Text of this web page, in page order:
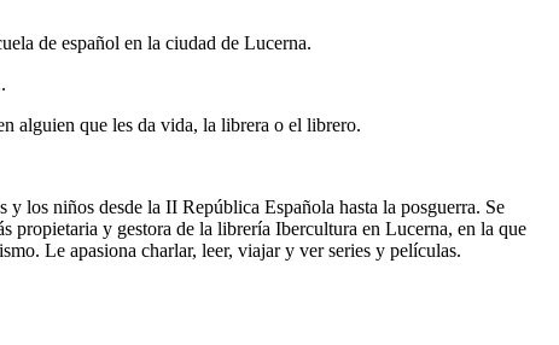
de español en la ciudad de Lucerna.
alguien que les da vida, la librera o el librero.
los niños desde la II República Española hasta la posguerra. Se
propietaria y gestora de la librería Ibercultura en Lucerna, en la que
Le apasiona charlar, leer, viajar y ver series y películas.